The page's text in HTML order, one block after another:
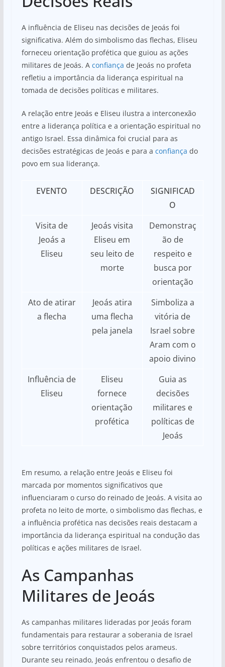
A influência de Eliseu nas decisões de Jeoás foi
significativa. Além do simbolismo das flechas, Eliseu
forneceu orientação profética que guiou as ações
militares de Jeoás. A confiança de Jeoás no profeta
refletiu a importância da liderança espiritual na
tomada de decisões políticas e militares.
A relação entre Jeoás e Eliseu ilustra a interconexão
entre a liderança política e a orientação espiritual no
antigo Israel. Essa dinâmica foi crucial para as
decisões estratégicas de Jeoás e para a confiança do
povo em sua liderança.
EVENTO DESCRIÇÃO
SIGNIFICAD
O
Visita de
Jeoás a
Eliseu
Jeoás visita
Eliseu em
seu leito de
morte
Demonstraç
ão de
respeito e
busca por
orientação
Ato de atirar
a flecha
Jeoás atira
uma flecha
pela janela
Simboliza a
vitória de
Israel sobre
Aram com o
apoio divino
Influência de
Eliseu
Eliseu
fornece
orientação
profética
Guia as
decisões
militares e
políticas de
Jeoás
Em resumo, a relação entre Jeoás e Eliseu foi
marcada por momentos significativos que
influenciaram o curso do reinado de Jeoás. A visita ao
profeta no leito de morte, o simbolismo das flechas, e
a influência profética nas decisões reais destacam a
importância da liderança espiritual na condução das
políticas e ações militares de Israel.
As Campanhas
Militares de Jeoás
As campanhas militares lideradas por Jeoás foram
fundamentais para restaurar a soberania de Israel
sobre territórios conquistados pelos arameus.
Durante seu reinado, Jeoás enfrentou o desafio de